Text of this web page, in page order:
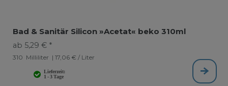
Bad & Sanitär Silicon »Acetat« beko 310ml
ab 5,29 € *
310 Milliliter | 17,06 € / Liter